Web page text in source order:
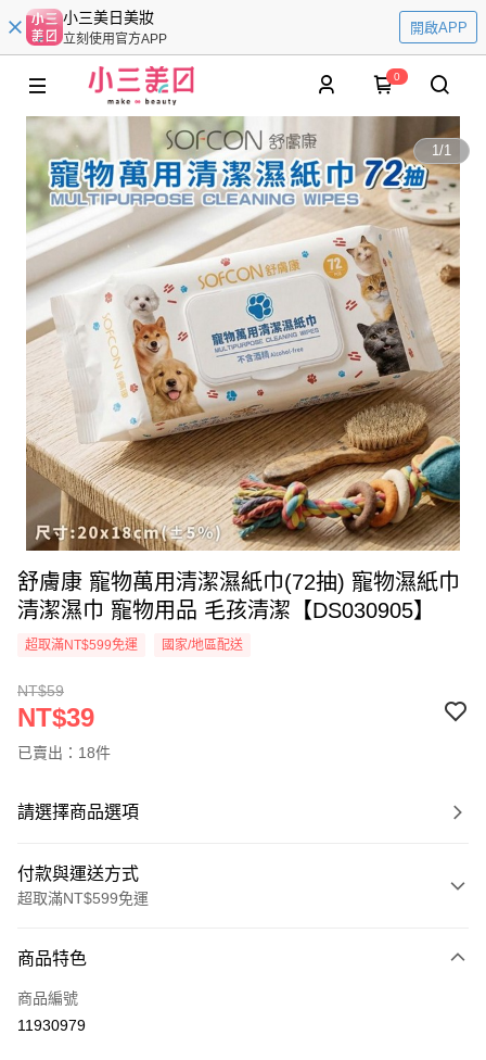
小三美日美妝
立刻使用官方APP
開啟APP
0
1/1
舒膚康 寵物萬用清潔濕紙巾(72抽) 寵物濕紙巾
清潔濕巾 寵物用品 毛孩清潔【DS030905】
超取滿NT$599免運 國家/地區配送
NT$59
NT$39
已賣出：18件
請選擇商品選項
付款與運送方式
超取滿NT$599免運
信用卡一次付款
超商取貨付款
商品特色
商品編號
11930979